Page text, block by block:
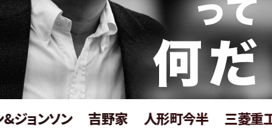
ョンソン 吉野家 人形町今半
三菱重工